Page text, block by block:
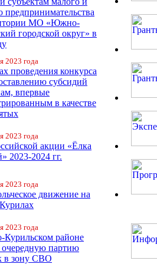
предпринимательства
МО «Южно-
городской округ» в
2023 года
проведения конкурса
субсидий
впервые
в качестве
2023 года
акции «Ёлка
2023-2024 гг.
2023 года
движение на
2023 года
районе
очередную партию
в зону СВО